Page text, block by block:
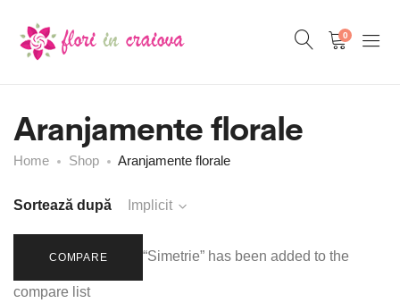
0
Aranjamente florale
Home Shop Aranjamente florale
Sortează după Implicit
COMPARE “Simetrie” has been added to the
compare list